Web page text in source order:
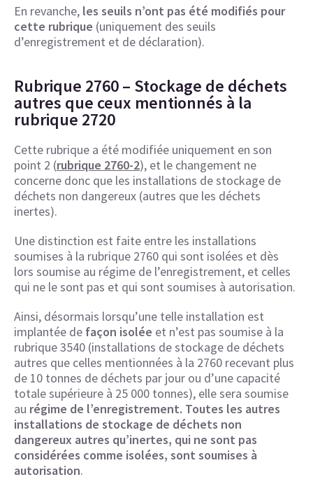
En revanche, les seuils n’ont pas été modifiés pour
cette rubrique (uniquement des seuils
d’enregistrement et de déclaration).
Rubrique 2760 – Stockage de déchets
autres que ceux mentionnés à la
rubrique 2720
Cette rubrique a été modifiée uniquement en son
point 2 (rubrique 2760-2), et le changement ne
concerne donc que les installations de stockage de
déchets non dangereux (autres que les déchets
inertes).
Une distinction est faite entre les installations
soumises à la rubrique 2760 qui sont isolées et dès
lors soumise au régime de l’enregistrement, et celles
qui ne le sont pas et qui sont soumises à autorisation.
Ainsi, désormais lorsqu’une telle installation est
implantée de façon isolée et n’est pas soumise à la
rubrique 3540 (installations de stockage de déchets
autres que celles mentionnées à la 2760 recevant plus
de 10 tonnes de déchets par jour ou d’une capacité
totale supérieure à 25 000 tonnes), elle sera soumise
au régime de l’enregistrement. Toutes les autres
installations de stockage de déchets non
dangereux autres qu’inertes, qui ne sont pas
considérées comme isolées, sont soumises à
autorisation.